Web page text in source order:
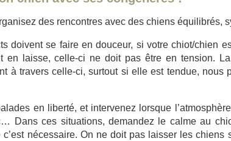
des rencontres avec des chiens équilibrés,
doivent se faire en douceur, si votre chiot/chien
en laisse, celle-ci ne doit pas être en tension.
à travers celle-ci, surtout si elle est tendue, nous
en liberté, et intervenez lorsque
Dans ces situations, demandez le calme au
nécessaire. On ne doit pas laisser les